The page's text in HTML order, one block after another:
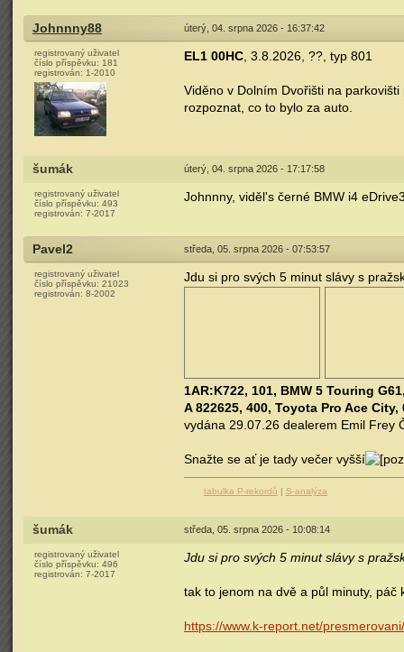
Johnnny88 úterý, 04. srpna 2026 - 16:37:42
registrovaný uživatel
číslo příspěvku: 181
registrován: 1-2010
EL1 00HC , 3.8.2026, ??, typ 801
Viděno v Dolním Dvořišti na
rozpoznat, co to bylo za auto.
šumák úterý, 04. srpna 2026 - 17:17:58
registrovaný uživatel
číslo příspěvku: 493
registrován: 7-2017
Johnnny, viděl's černé BMW i4
Pavel2 středa, 05. srpna 2026 - 07:53:57
registrovaný uživatel
číslo příspěvku: 21023
registrován: 8-2002
Jdu si pro svých 5 minut slávy s
1AR:K722, 101, BMW 5 Touring
A 822625, 400, Toyota Pro Ace City,
vydána 29.07.26 dealerem Emil Frey
Snažte se ať je tady večer vyšší
tabulka P-rekordů | S-analýza
šumák středa, 05. srpna 2026 - 10:08:14
registrovaný uživatel
číslo příspěvku: 496
registrován: 7-2017
Jdu si pro svých 5 minut slávy s
tak to jenom na dvě a půl minuty, páč
https://www.k-report.net/